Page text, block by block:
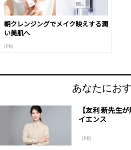
朝クレンジングでメイク映えする潤
い美肌へ
(PR)
あなたにお
【友利 新先生
イエンス
（PR）